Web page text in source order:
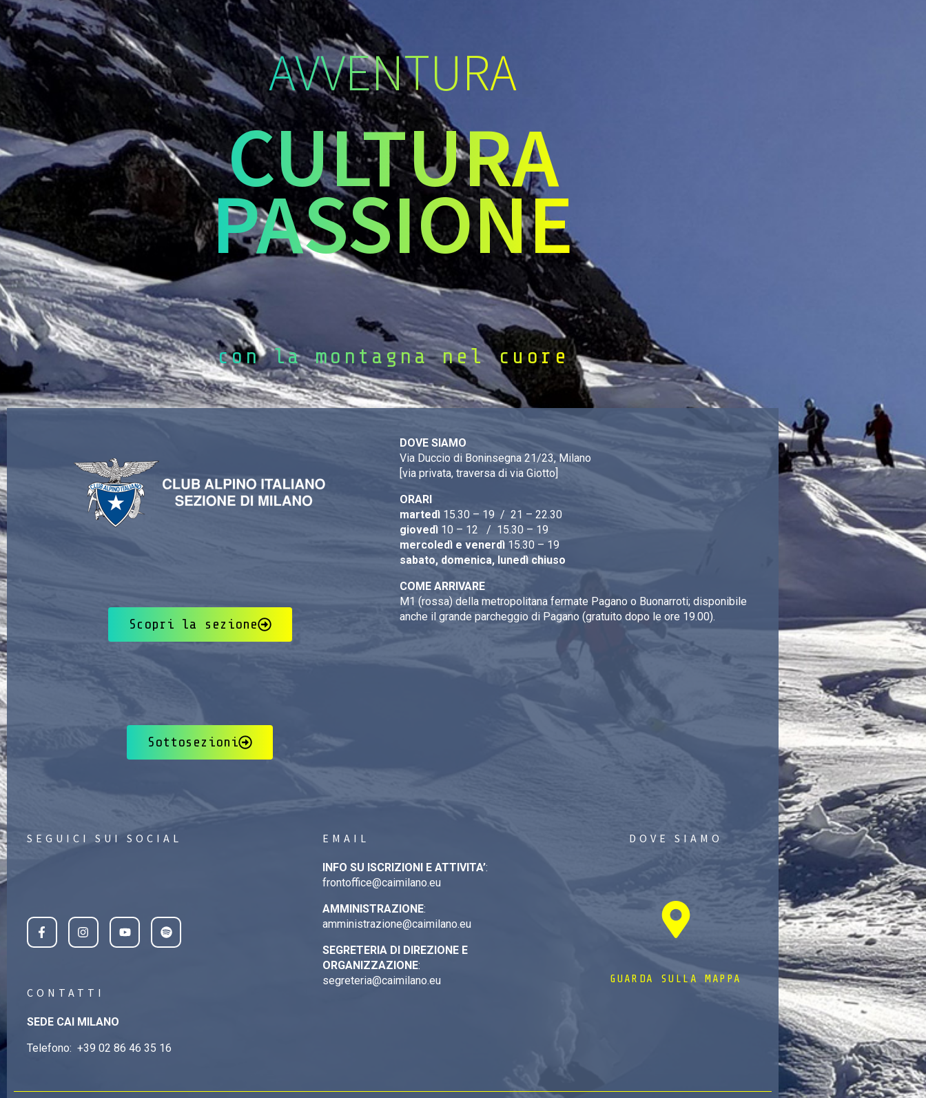
AVVENTURA
CULTURA
PASSIONE
con la montagna nel cuore
Scopri la sezione
Sottosezioni
DOVE SIAMO
Via Duccio di Boninsegna 21/23, Milano
[via privata, traversa di via Giotto]
ORARI
martedì 15.30 – 19 / 21 – 22.30
giovedì 10 – 12 / 15.30 – 19
mercoledì e venerdì 15.30 – 19
sabato, domenica, lunedì chiuso
COME ARRIVARE
M1 (rossa) della metropolitana fermate Pagano o Buonarroti; disponibile
anche il grande parcheggio di Pagano (gratuito dopo le ore 19.00).
SEGUICI SUI SOCIAL
CONTATTI
SEDE CAI MILANO
Telefono: +39 02 86 46 35 16
EMAIL
INFO SU ISCRIZIONI E ATTIVITA’:
frontoffice@caimilano.eu
AMMINISTRAZIONE:
amministrazione@caimilano.eu
SEGRETERIA DI DIREZIONE E
ORGANIZZAZIONE:
segreteria@caimilano.eu
DOVE SIAMO
GUARDA SULLA MAPPA